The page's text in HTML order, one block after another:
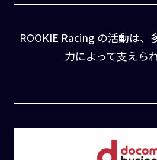
ROOKIE Racing の活動は、
力によって支えら